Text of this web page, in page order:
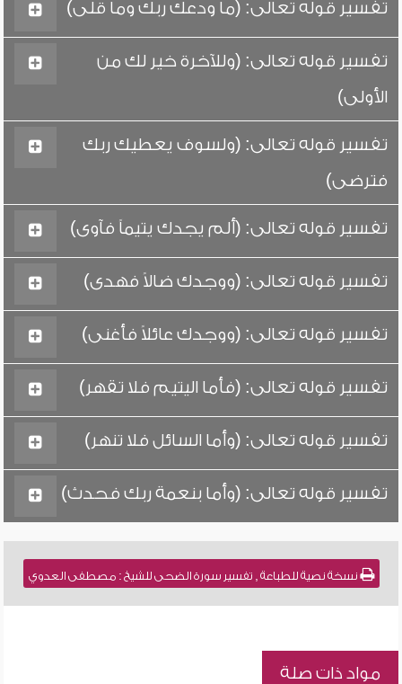
تفسير قوله تعالى: (ما ودعك ربك وما قلى)
تفسير قوله تعالى: (وللآخرة خير لك من
الأولى)
تفسير قوله تعالى: (ولسوف يعطيك ربك
فترضى)
تفسير قوله تعالى: (ألم يجدك يتيماً فآوى)
تفسير قوله تعالى: (ووجدك ضالاً فهدى)
تفسير قوله تعالى: (ووجدك عائلاً فأغنى)
تفسير قوله تعالى: (فأما اليتيم فلا تقهر)
تفسير قوله تعالى: (وأما السائل فلا تنهر)
تفسير قوله تعالى: (وأما بنعمة ربك فحدث)
نسخة نصية للطباعة , تفسير سورة الضحى للشيخ : مصطفى العدوي
مواد ذات صلة